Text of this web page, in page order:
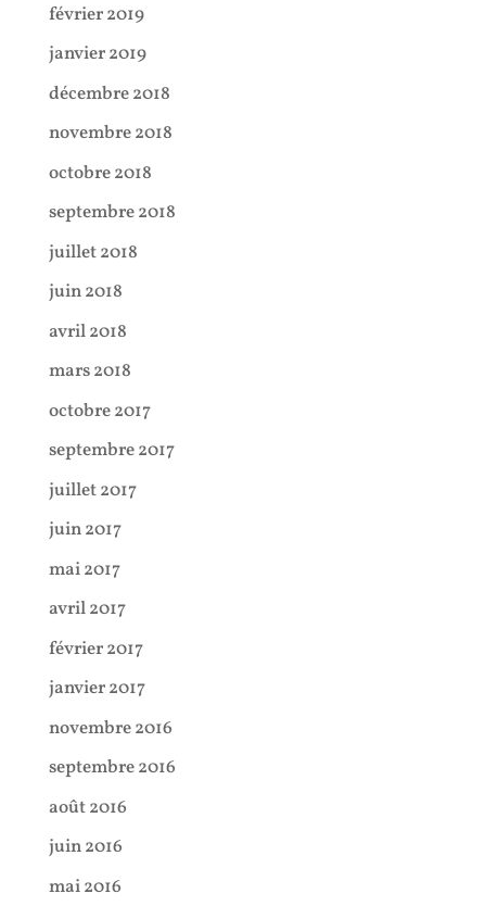
février 2019
janvier 2019
décembre 2018
novembre 2018
octobre 2018
septembre 2018
juillet 2018
juin 2018
avril 2018
mars 2018
octobre 2017
septembre 2017
juillet 2017
juin 2017
mai 2017
avril 2017
février 2017
janvier 2017
novembre 2016
septembre 2016
août 2016
juin 2016
mai 2016